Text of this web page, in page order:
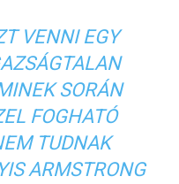
VENNI EGY
SORÁN
FOGHATÓ
TUDNAK
ARMSTRONG